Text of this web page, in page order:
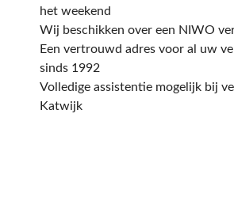
het weekend
Wij beschikken over een NIWO
Een vertrouwd adres voor al uw
sinds 1992
Volledige assistentie mogelijk bij
Katwijk